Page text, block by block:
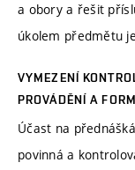
a obory a řešit
úkolem předmětu
VYMEZENÍ
PROVÁDĚNÍ A
Účast na
povinná a